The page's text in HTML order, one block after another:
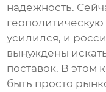
надежность.
геополитическую
усилился, и
вынуждены
поставок. В этом
быть просто